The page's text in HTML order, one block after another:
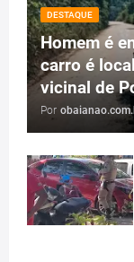
DESTAQUE
Homem é
carro é
vicinal de
Por